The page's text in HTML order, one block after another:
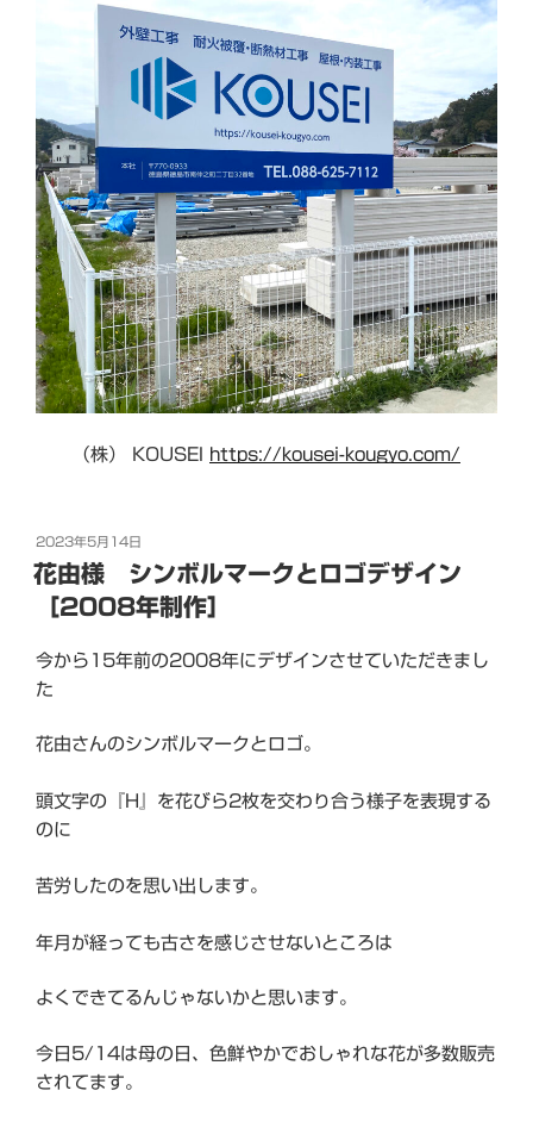
（株） KOUSEI https://kousei-kougyo.com/
投
稿
日:
2023年5月14日
花由様 シンボルマークとロゴデザイン
［2008年制作］
今から15年前の2008年にデザインさせていただきまし
た
花由さんのシンボルマークとロゴ。
頭文字の『H』を花びら2枚を交わり合う様子を表現する
のに
苦労したのを思い出します。
年月が経っても古さを感じさせないところは
よくできてるんじゃないかと思います。
今日5/14は母の日、色鮮やかでおしゃれな花が多数販売
されてます​。